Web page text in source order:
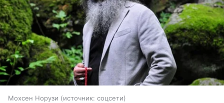
Мохсен Норузи источник: соцсети